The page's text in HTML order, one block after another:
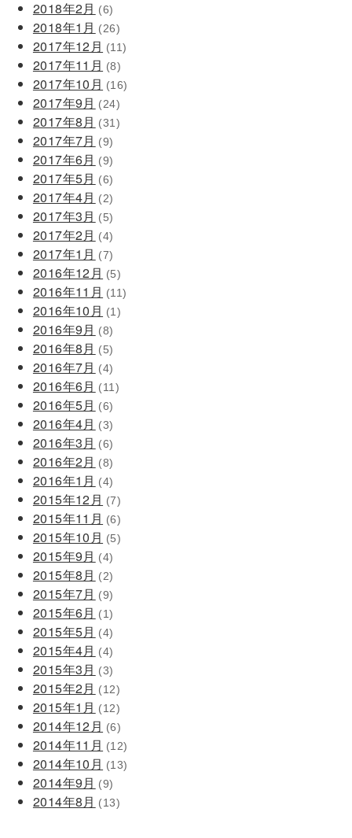
2018年2月 (6)
2018年1月 (26)
2017年12月 (11)
2017年11月 (8)
2017年10月 (16)
2017年9月 (24)
2017年8月 (31)
2017年7月 (9)
2017年6月 (9)
2017年5月 (6)
2017年4月 (2)
2017年3月 (5)
2017年2月 (4)
2017年1月 (7)
2016年12月 (5)
2016年11月 (11)
2016年10月 (1)
2016年9月 (8)
2016年8月 (5)
2016年7月 (4)
2016年6月 (11)
2016年5月 (6)
2016年4月 (3)
2016年3月 (6)
2016年2月 (8)
2016年1月 (4)
2015年12月 (7)
2015年11月 (6)
2015年10月 (5)
2015年9月 (4)
2015年8月 (2)
2015年7月 (9)
2015年6月 (1)
2015年5月 (4)
2015年4月 (4)
2015年3月 (3)
2015年2月 (12)
2015年1月 (12)
2014年12月 (6)
2014年11月 (12)
2014年10月 (13)
2014年9月 (9)
2014年8月 (13)